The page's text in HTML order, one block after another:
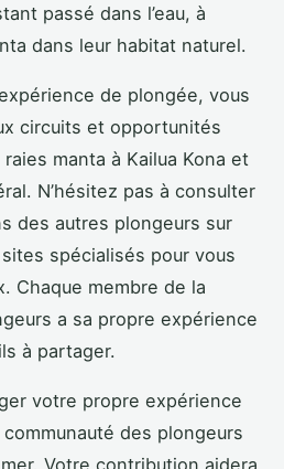
passé dans l’eau, à
dans leur habitat naturel.
de plongée, vous
circuits et opportunités
manta à Kailua Kona et
N’hésitez pas à consulter
des autres plongeurs sur
spécialisés pour vous
Chaque membre de la
a sa propre expérience
à partager.
votre propre expérience
des plongeurs
Votre contribution aidera